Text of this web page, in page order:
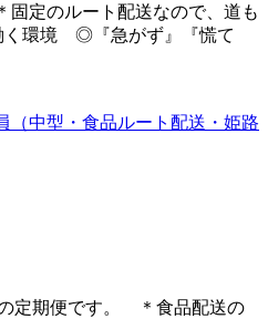
定のルート配送なので、道も
環境 ◎『急がず』『慌て
中型・食品ルート配送・姫路
期便です。 ＊食品配送の